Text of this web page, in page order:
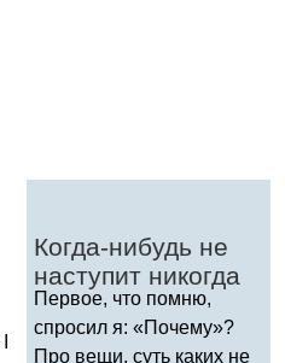
Когда-нибудь не
наступит никогда
Первое, что помню,
спросил я: «Почему»?
Про вещи, суть каких не